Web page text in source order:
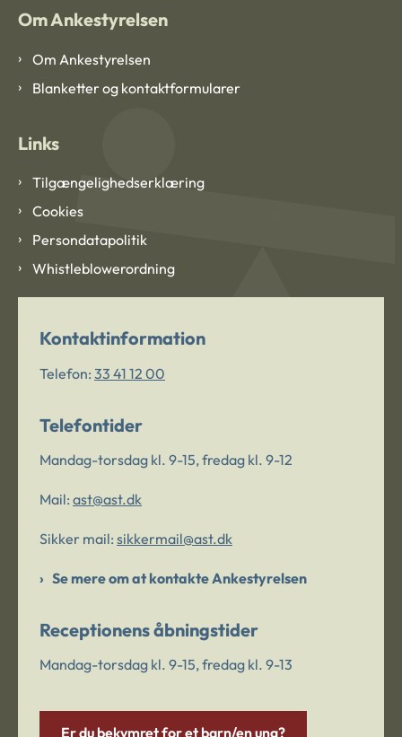
Om Ankestyrelsen
Om Ankestyrelsen
Blanketter og kontaktformularer
Links
Tilgængelighedserklæring
Cookies
Persondatapolitik
Whistleblowerordning
Kontaktinformation
Telefon: 33 41 12 00
Telefontider
Mandag-torsdag kl. 9-15, fredag kl. 9-12
Mail: ast@ast.dk
Sikker mail: sikkermail@ast.dk
Se mere om at kontakte Ankestyrelsen
Receptionens åbningstider
Mandag-torsdag kl. 9-15, fredag kl. 9-13
Er du bekymret for et barn/en ung?